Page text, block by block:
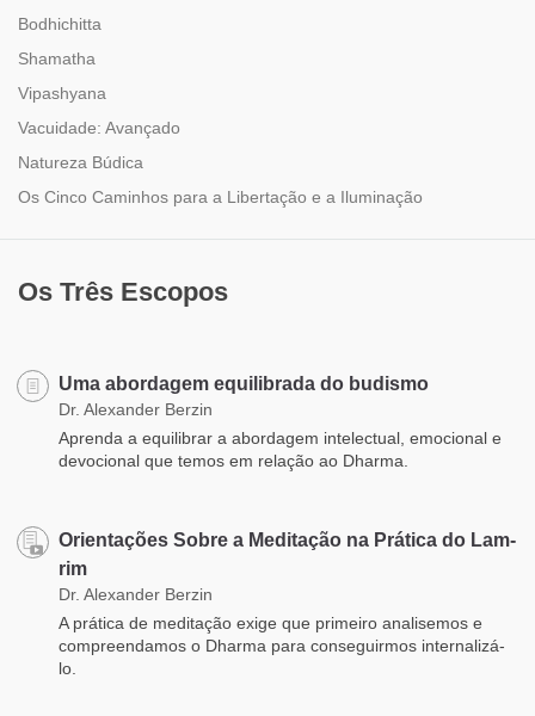
Bodhichitta
Shamatha
Vipashyana
Vacuidade: Avançado
Natureza Búdica
Os Cinco Caminhos para a Libertação e a Iluminação
Os Três Escopos
Uma abordagem equilibrada do budismo
Dr. Alexander Berzin
Aprenda a equilibrar a abordagem intelectual, emocional e
devocional que temos em relação ao Dharma.
Orientações Sobre a Meditação na Prática do Lam-
rim
Dr. Alexander Berzin
A prática de meditação exige que primeiro analisemos e
compreendamos o Dharma para conseguirmos internalizá-
lo.